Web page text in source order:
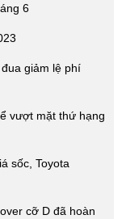
6
giảm lệ phí
vượt mặt thứ hạng
sốc, Toyota
cỡ D đã hoàn